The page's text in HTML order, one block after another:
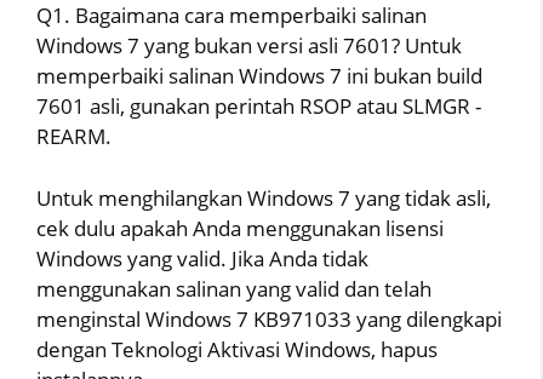
Q1. Bagaimana cara memperbaiki salinan
Windows 7 yang bukan versi asli 7601? Untuk
memperbaiki salinan Windows 7 ini bukan build
7601 asli, gunakan perintah RSOP atau SLMGR -
REARM.
Untuk menghilangkan Windows 7 yang tidak asli,
cek dulu apakah Anda menggunakan lisensi
Windows yang valid. Jika Anda tidak
menggunakan salinan yang valid dan telah
menginstal Windows 7 KB971033 yang dilengkapi
dengan Teknologi Aktivasi Windows, hapus